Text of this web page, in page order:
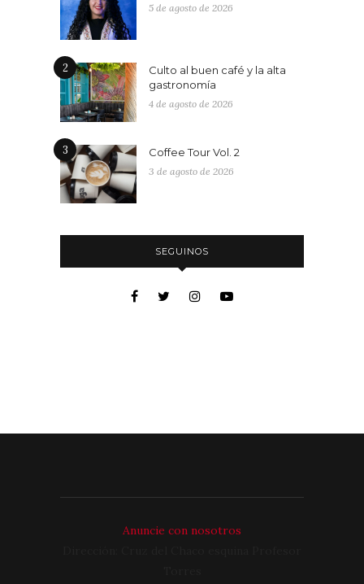
5 de agosto de 2026
2
Culto al buen café y la alta
gastronomía
4 de agosto de 2026
3 Coffee Tour Vol. 2
3 de agosto de 2026
SEGUINOS
Anuncie con nosotros